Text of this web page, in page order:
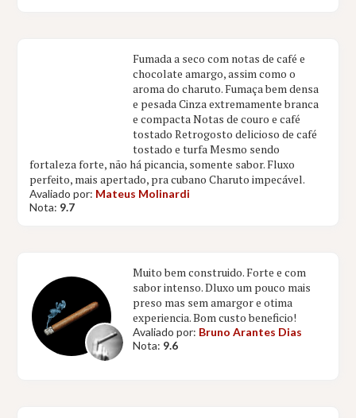
Fumada a seco com notas de café e
chocolate amargo, assim como o
aroma do charuto. Fumaça bem densa
e pesada Cinza extremamente branca
e compacta Notas de couro e café
tostado Retrogosto delicioso de café
tostado e turfa Mesmo sendo
fortaleza forte, não há picancia, somente sabor. Fluxo
perfeito, mais apertado, pra cubano Charuto impecável.
Avaliado por: Mateus Molinardi
Nota: 9.7
Muito bem construido. Forte e com
sabor intenso. Dluxo um pouco mais
preso mas sem amargor e otima
experiencia. Bom custo beneficio!
Avaliado por: Bruno Arantes Dias
Nota: 9.6